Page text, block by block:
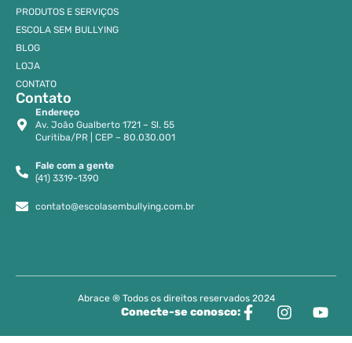
PRODUTOS E SERVIÇOS
ESCOLA SEM BULLYING
BLOG
LOJA
CONTATO
Contato
Endereço
Av. João Gualberto 1721 – Sl. 55
Curitiba/PR | CEP – 80.030.001
Fale com a gente
(41) 3319-1390
contato@escolasembullying.com.br
Abrace ® Todos os direitos reservados 2024
Conecte-se conosco: